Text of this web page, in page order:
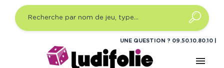
UNE QUESTION ? 09.50.10.80.10
menu
Jeux de société Jeux de société famille
La